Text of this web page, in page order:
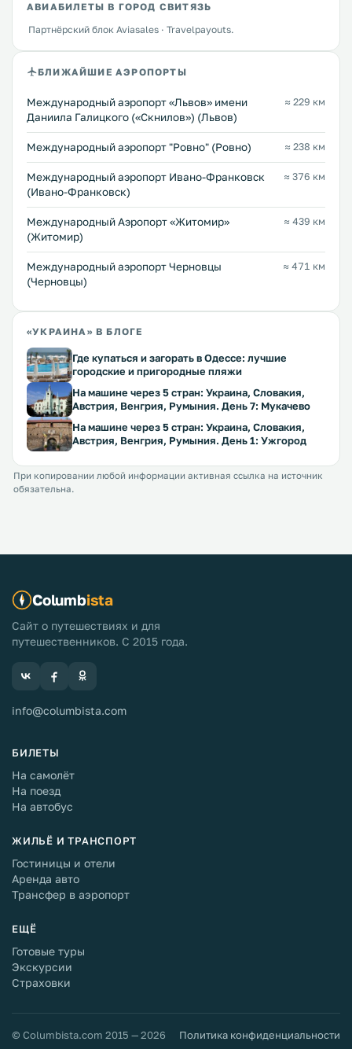
АВИАБИЛЕТЫ В ГОРОД СВИТЯЗЬ
Партнёрский блок Aviasales · Travelpayouts.
БЛИЖАЙШИЕ АЭРОПОРТЫ
Междунарoдный аэропорт «Львов» имени
Даниила Галицкого («Скнилов») (Львов)
≈ 229 км
Междунарoдный аэропорт "Ровно" (Ровно) ≈ 238 км
Международный аэропорт Ивано-Франковск
(Ивано-Франковск)
≈ 376 км
Международный Аэропорт «Житомир»
(Житомир)
≈ 439 км
Международный аэропорт Черновцы
(Черновцы)
≈ 471 км
«УКРАИНА» В БЛОГЕ
Где купаться и загорать в Одессе: лучшие
городские и пригородные пляжи
На машине через 5 стран: Украина, Словакия,
Австрия, Венгрия, Румыния. День 7: Мукачево
На машине через 5 стран: Украина, Словакия,
Австрия, Венгрия, Румыния. День 1: Ужгород
При копировании любой информации активная ссылка на источник
обязательна.
Columbista
Сайт о путешествиях и для
путешественников. С 2015 года.
info@columbista.com
БИЛЕТЫ
На самолёт
На поезд
На автобус
ЖИЛЬЁ И ТРАНСПОРТ
Гостиницы и отели
Аренда авто
Трансфер в аэропорт
ЕЩЁ
Готовые туры
Экскурсии
Страховки
© Columbista.com 2015 — 2026 Политика конфиденциальности